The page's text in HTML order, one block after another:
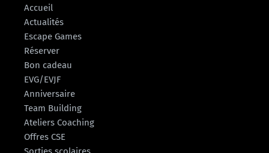
Accueil
Actualités
Escape Games
Réserver
Bon cadeau
EVG/EVJF
Anniversaire
Team Building
Ateliers Coaching
Offres CSE